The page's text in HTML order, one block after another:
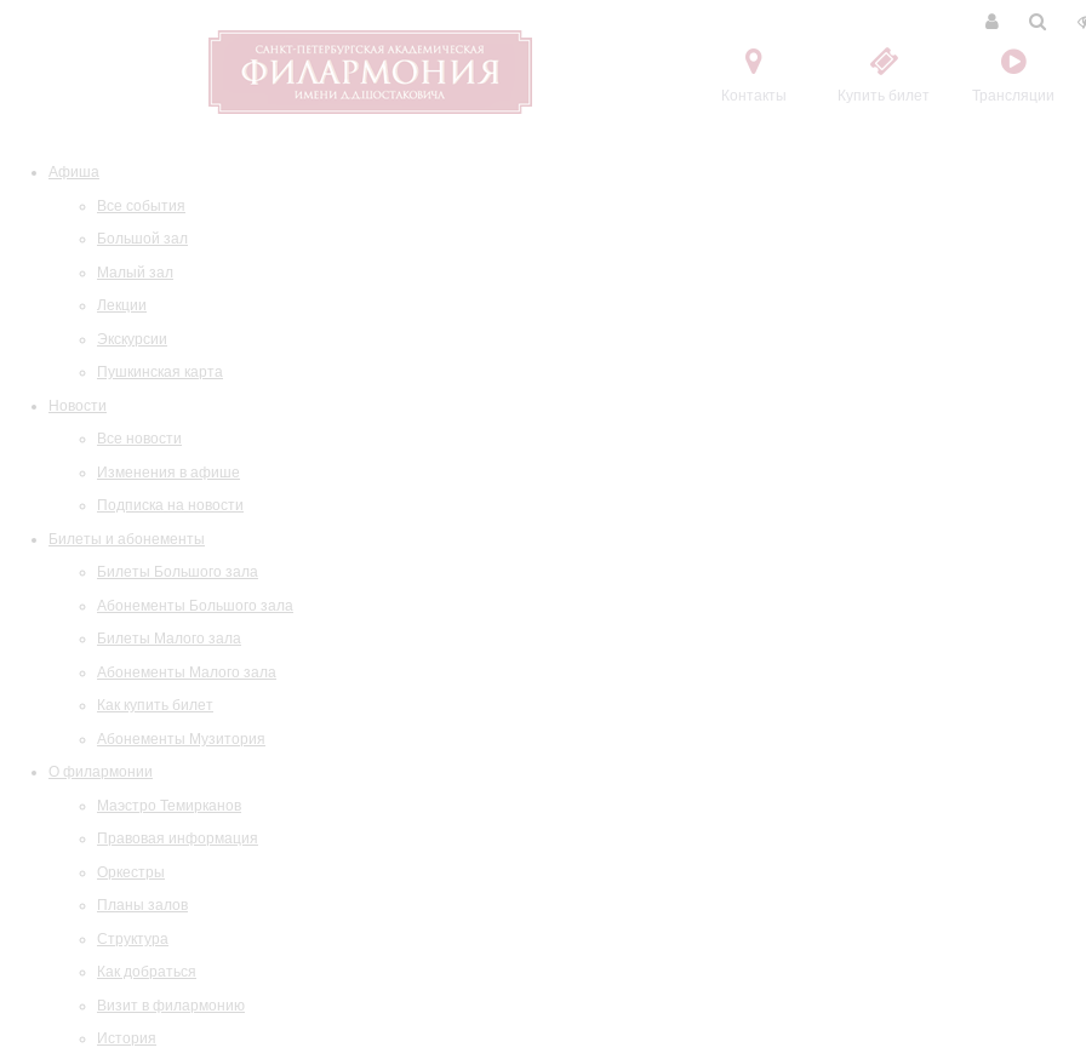
Контакты Купить билет Трансляции
Афиша
Все события
Большой зал
Малый зал
Лекции
Экскурсии
Пушкинская карта
Новости
Все новости
Изменения в афише
Подписка на новости
Билеты и абонементы
Билеты Большого зала
Абонементы Большого зала
Билеты Малого зала
Абонементы Малого зала
Как купить билет
Абонементы Музитория
О филармонии
Маэстро Темирканов
Правовая информация
Оркестры
Планы залов
Структура
Как добраться
Визит в филармонию
История